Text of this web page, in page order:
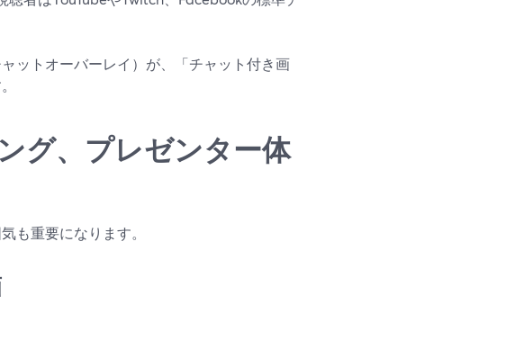
ットオーバーレイ）が、「チャット付き画
グ、プレゼンター体
も重要になります。